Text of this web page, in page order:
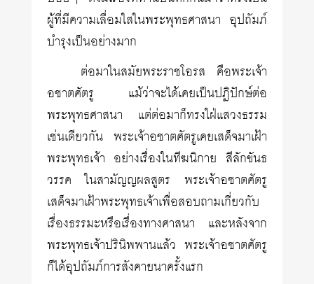
ผู้ที่มีความเลื่อมใสในพระพุทธศาสนา อุปถัมภ์
บำรุงเป็นอย่างมาก
ต่อมาในสมัยพระราชโอรส คือพระเจ้า
อชาตศัตรู แม้ว่าจะได้เคยเป็นปฏิปักษ์ต่อ
พระพุทธศาสนา แต่ต่อมาก็ทรงใฝ่แสวงธรรม
เช่นเดียวกัน พระเจ้าอชาตศัตรูเคยเสด็จมาเฝ้า
พระพุทธเจ้า อย่างเรื่องในทีฆนิกาย สีลักขันธ
วรรค ในสามัญญผลสูตร พระเจ้าอชาตศัตรู
เสด็จมาเฝ้าพระพุทธเจ้าเพื่อสอบถามเกี่ยวกับ
เรื่องธรรมะหรือเรื่องทางศาสนา และหลังจาก
พระพุทธเจ้าปรินิพพานแล้ว พระเจ้าอชาตศัตรู
ก็ได้อุปถัมภ์การสังคายนาครั้งแรก